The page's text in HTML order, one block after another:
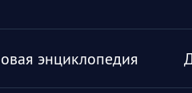
энциклопедия